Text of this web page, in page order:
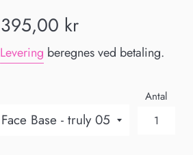
Normalpris
395,00 kr
Levering beregnes ved betaling.
Antal